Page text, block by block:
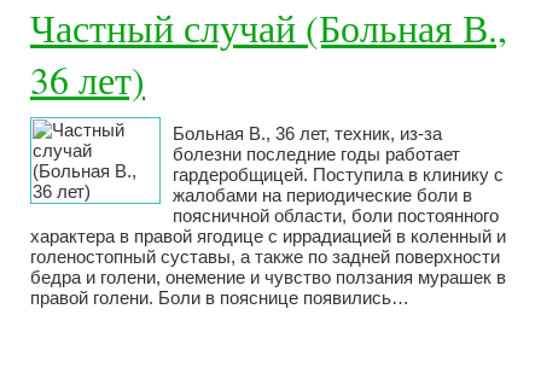
Частный случай (Больная В.,
36 лет)
Больная В., 36 лет, техник, из-за
болезни последние годы работает
гардеробщицей. Поступила в клинику с
жалобами на периодические боли в
поясничной области, боли постоянного
характера в правой ягодице с иррадиацией в коленный и
голеностопный суставы, а также по задней поверхности
бедра и голени, онемение и чувство ползания мурашек в
правой голени. Боли в пояснице появились…